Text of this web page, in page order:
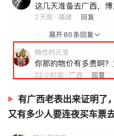
有广西老表出来证明了
又有多少人要连夜买车票